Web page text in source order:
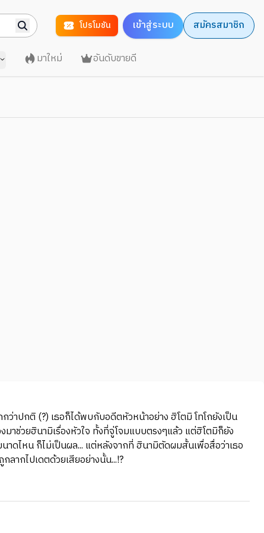
โปรโมชัน เข้าสู่ระบบ สมัครสมาชิก
มาใหม่ อันดับขายดี
ว่าปกติ (?) เธอก็ได้พบกับอดีตหัวหน้าอย่าง ฮิโตมิ โทโกยังเป็น
มาช่วยฮินามิเรื่องหัวใจ ทั้งที่จู่โจมแบบตรงๆแล้ว แต่ฮิโตมิก็ยัง
าดไหน ก็ไม่เป็นผล... แต่หลังจากที่ ฮินามิตัดผมสั้นเพื่อสื่อว่าเธอ
ลากไปเดตด้วยเสียอย่างนั้น...!?